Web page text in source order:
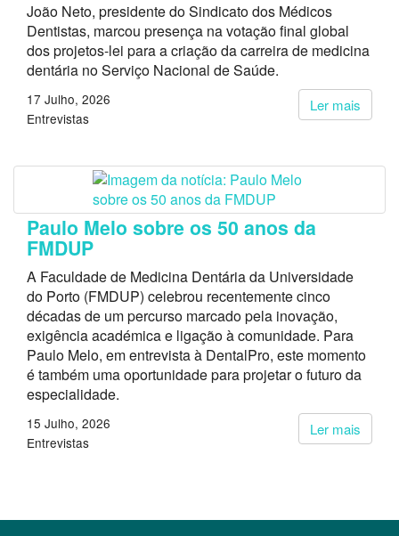
João Neto, presidente do Sindicato dos Médicos
Dentistas, marcou presença na votação final global
dos projetos-lei para a criação da carreira de medicina
dentária no Serviço Nacional de Saúde.
Ler mais
17 Julho, 2026
Entrevistas
Paulo Melo sobre os 50 anos da
FMDUP
A Faculdade de Medicina Dentária da Universidade
do Porto (FMDUP) celebrou recentemente cinco
décadas de um percurso marcado pela inovação,
exigência académica e ligação à comunidade. Para
Paulo Melo, em entrevista à DentalPro, este momento
é também uma oportunidade para projetar o futuro da
especialidade.
Ler mais
15 Julho, 2026
Entrevistas